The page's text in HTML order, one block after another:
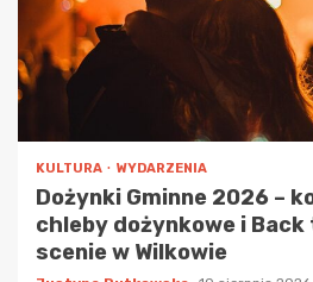
KULTURA WYDARZENIA
Dożynki Gminne 2026 –
chleby dożynkowe i Back
scenie w Wilkowie